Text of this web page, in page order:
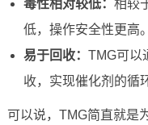
毒性相对较低： 相较
低，操作安全性更高。
易于回收： TMG可以
收，实现催化剂的循
可以说，TMG简直就是